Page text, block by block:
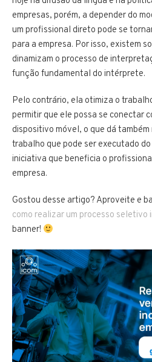
empresas, porém, a depender do
um profissional direto pode se
para a empresa. Por isso, existem
dinamizam o processo de
função fundamental do intérprete.
Pelo contrário, ela otimiza o
permitir que ele possa se conectar
dispositivo móvel, o que dá
trabalho que pode ser executado
iniciativa que beneficia o
empresa.
Gostou desse artigo? Aproveite e
como realizar um processo seletivo
banner!